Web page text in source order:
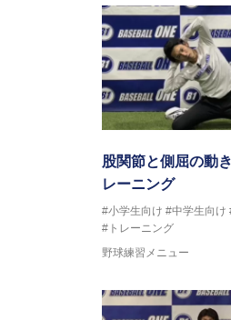
股関節と側屈の動
レーニング
#小学生向け #中学生向け
#トレーニング
野球練習メニュー